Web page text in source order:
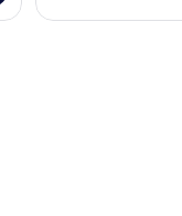
の
ァ
ツ
無料)